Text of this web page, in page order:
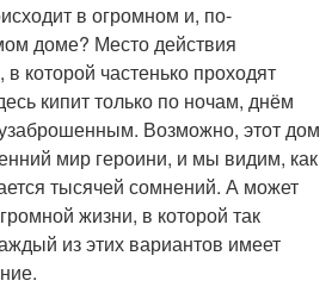
в огромном и, по-
доме? Место действия
которой частенько проходят
кипит только по ночам, днём
Возможно, этот дом
мир героини, и мы видим, как
тысячей сомнений. А может
жизни, в которой так
из этих вариантов имеет